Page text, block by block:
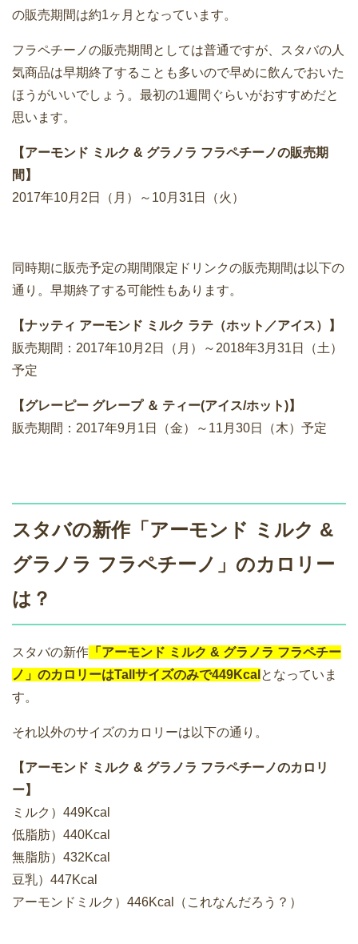
の販売期間は約1ヶ月となっています。
フラペチーノの販売期間としては普通ですが、スタバの人
気商品は早期終了することも多いので早めに飲んでおいた
ほうがいいでしょう。最初の1週間ぐらいがおすすめだと
思います。
【アーモンド ミルク & グラノラ フラペチーノの販売期
間】
2017年10月2日（月）～10月31日（火）
同時期に販売予定の期間限定ドリンクの販売期間は以下の
通り。早期終了する可能性もあります。
【ナッティ アーモンド ミルク ラテ（ホット／アイス）】
販売期間：2017年10月2日（月）～2018年3月31日（土）
予定
【グレーピー グレープ ＆ ティー(アイス/ホット)】
販売期間：2017年9月1日（金）～11月30日（木）予定
スタバの新作「アーモンド ミルク &
グラノラ フラペチーノ」のカロリー
は？
スタバの新作 「アーモンド ミルク & グラノラ フラペチー
ノ」のカロリーはTallサイズのみで449Kcal となっていま
す。
それ以外のサイズのカロリーは以下の通り。
【アーモンド ミルク & グラノラ フラペチーノのカロリ
ー】
ミルク）449Kcal
低脂肪）440Kcal
無脂肪）432Kcal
豆乳）447Kcal
アーモンドミルク）446Kcal（これなんだろう？）